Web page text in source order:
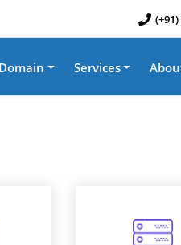
Domain Services